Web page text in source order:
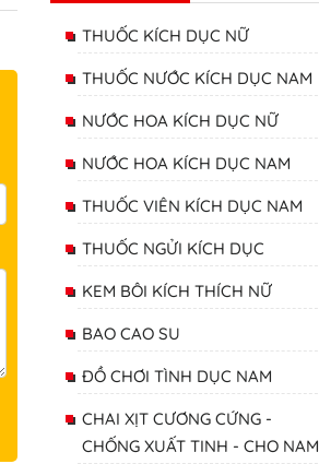
THUỐC KÍCH DỤC NỮ
THUỐC NƯỚC KÍCH DỤC NAM
NƯỚC HOA KÍCH DỤC NỮ
NƯỚC HOA KÍCH DỤC NAM
THUỐC VIÊN KÍCH DỤC NAM
THUỐC NGỬI KÍCH DỤC
KEM BÔI KÍCH THÍCH NỮ
BAO CAO SU
ĐỒ CHƠI TÌNH DỤC NAM
CHAI XỊT CƯƠNG CỨNG -
CHỐNG XUẤT TINH - CHO NAM